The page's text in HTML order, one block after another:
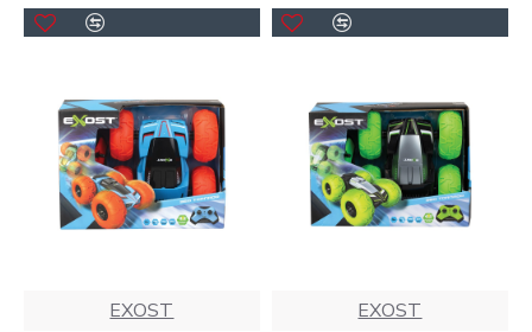
EXOST EXOST